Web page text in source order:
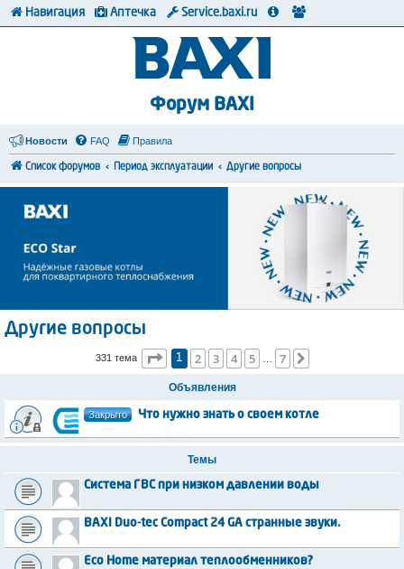
Форум BAXI
Новости FAQ Правила
Список форумов Период эксплуатации Другие вопросы
Другие вопросы
331 тема Страница из7
1 2 3 4 5 7
Объявления
Закрыто Что нужно знать о своем котле
Темы
Система ГВС при низком давлении воды
BAXI Duo-tec Compact 24 GA странные звуки.
Eco Home материал теплообменников?
Навигация Аптечка Service.baxi.ru